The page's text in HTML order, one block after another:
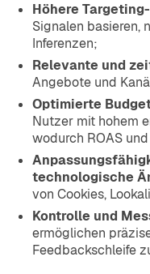
Höhere
Signalen basieren,
Inferenzen;
Relevante und
Angebote und
Optimierte
Nutzer mit hohem
wodurch ROAS
technologische
von Cookies,
Kontrolle und
ermöglichen
Feedbackschleife